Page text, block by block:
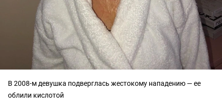
В 2008-м девушка подверглась жестокому нападению — ее
облили кислотой